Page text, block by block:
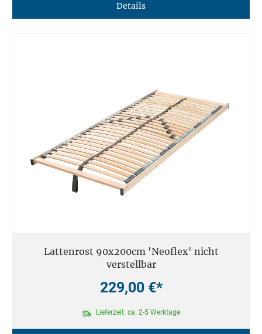
Details
Lattenrost 90x200cm 'Neoflex' nicht
verstellbar
229,00 €*
Lieferzeit: ca. 2-5 Werktage